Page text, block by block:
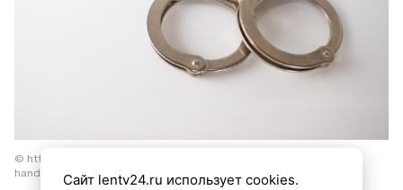
© https://www.magnific.com/free-photo/high-angle-shot-metal-
handcuffs-isolated_12750645.htm
Сайт lentv24.ru использует cookies.